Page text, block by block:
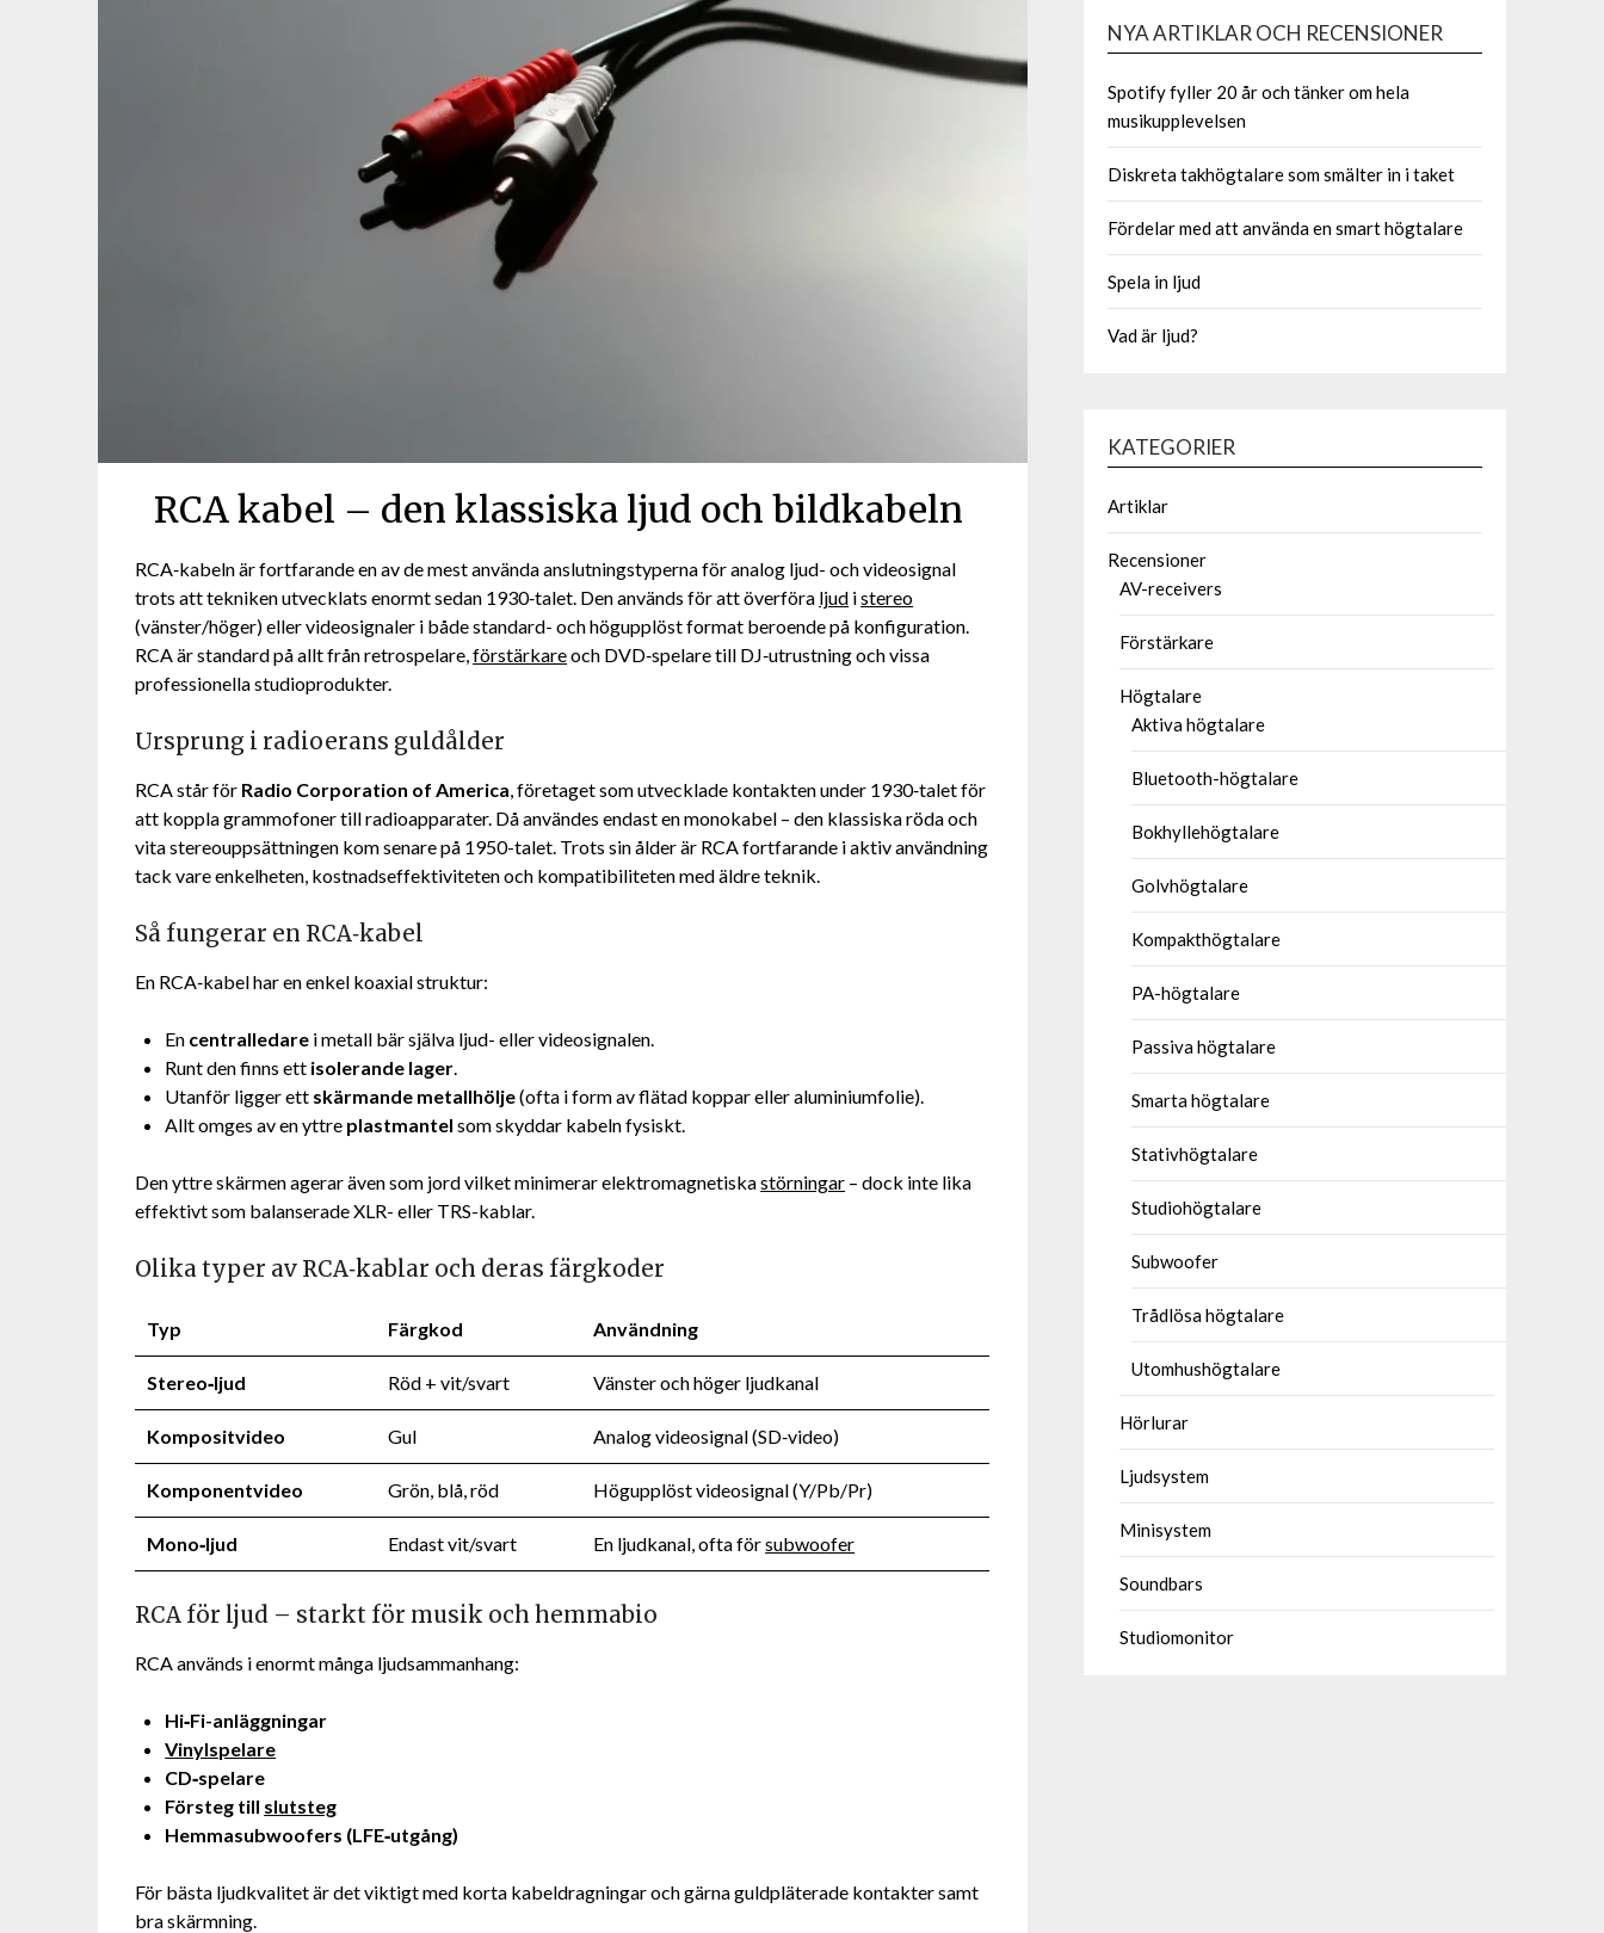
RCA kabel – den klassiska ljud och bildkabeln
RCA‑kabeln är fortfarande en av de mest använda anslutningstyperna för analog ljud- och videosignal
trots att tekniken utvecklats enormt sedan 1930‑talet. Den används för att överföra ljud istereo
(vänster/höger) eller videosignaler i både standard- och högupplöst format beroende på konfiguration.
RCA är standard på allt från retrospelare,förstärkareoch DVD‑spelare till DJ‑utrustning och vissa
professionella studioprodukter.
Ursprung i radioerans guldålder
RCA står för Radio Corporation of America , företaget som utvecklade kontakten under 1930‑talet för
att koppla grammofoner till radioapparater. Då användes endast en monokabel – den klassiska röda och
vita stereouppsättningen kom senare på 1950-talet. Trots sin ålder är RCA fortfarande i aktiv användning
tack vare enkelheten, kostnadseffektiviteten och kompatibiliteten med äldre teknik.
Så fungerar en RCA‑kabel
En RCA‑kabel har en enkel koaxial struktur:
En centralledare i metall bär själva ljud- eller videosignalen.
Runt den finns ett isolerande lager
Utanför ligger ett skärmande metallhölje(ofta i form av flätad koppar eller aluminiumfolie).
Allt omges av en yttre plastmantel som skyddar kabeln fysiskt.
Den yttre skärmen agerar även som jord vilket minimerar elektromagnetiskastörningar – dock inte lika
effektivt som balanserade XLR- eller TRS-kablar.
Olika typer av RCA‑kablar och deras färgkoder
Typ Färgkod Användning
Stereo‑ljud Röd + vit/svart Vänster och höger ljudkanal
Kompositvideo Gul Analog videosignal (SD‑video)
Komponentvideo Grön, blå, röd Högupplöst videosignal (Y/Pb/Pr)
Mono‑ljud Endast vit/svart En ljudkanal, ofta försubwoofer
RCA för ljud – starkt för musik och hemmabio
RCA används i enormt många ljudsammanhang:
Hi‑Fi-anläggningar
Vinylspelare
CD‑spelare
Försteg till slutsteg
Hemmasubwoofers (LFE‑utgång)
För bästa ljudkvalitet är det viktigt med korta kabeldragningar och gärna guldpläterade kontakter samt
bra skärmning.
NYA ARTIKLAR OCH RECENSIONER
Spotify fyller 20 år och tänker om hela
musikupplevelsen
Diskreta takhögtalare som smälter in i taket
Fördelar med att använda en smart högtalare
Spela in ljud
Vad är ljud?
KATEGORIER
Artiklar
Recensioner
AV-receivers
Förstärkare
Högtalare
Aktiva högtalare
Bluetooth-högtalare
Bokhyllehögtalare
Golvhögtalare
Kompakthögtalare
PA-högtalare
Passiva högtalare
Smarta högtalare
Stativhögtalare
Studiohögtalare
Subwoofer
Trådlösa högtalare
Utomhushögtalare
Hörlurar
Ljudsystem
Minisystem
Soundbars
Studiomonitor